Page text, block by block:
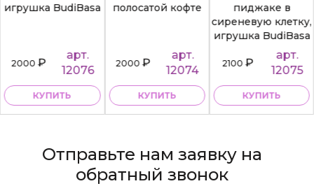
игрушка BudiBasa
2000₽
арт.
12076
КУПИТЬ
полосатой кофте
2000₽
арт.
12074
КУПИТЬ
пиджаке в
сиреневую клетку,
игрушка BudiBasa
2100₽
арт.
12075
КУПИТЬ
Отправьте нам заявку на
обратный звонок